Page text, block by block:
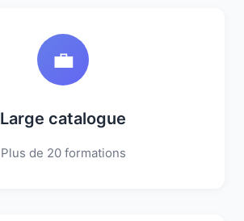
💼
Large catalogue
Plus de 20 formations